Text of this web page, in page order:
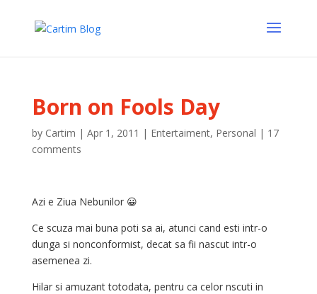
Born on Fools Day
by Cartim | Apr 1, 2011 | Entertaiment, Personal | 17
comments
Azi e Ziua Nebunilor 😀
Ce scuza mai buna poti sa ai, atunci cand esti intr-o
dunga si nonconformist, decat sa fii nascut intr-o
asemenea zi.
Hilar si amuzant totodata, pentru ca celor nscuti in